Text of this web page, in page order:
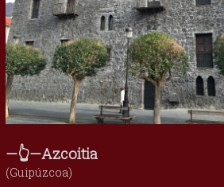
—👆—Azcoitia
(Guipúzcoa)